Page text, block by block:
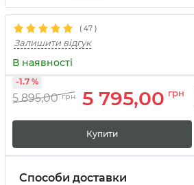
( 47 )
Залишити відгук
В наявності
5 895,00 грн 5 795,00 грн
-1.7 %
Купити
Способи доставки